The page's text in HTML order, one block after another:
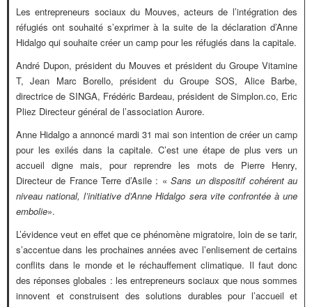
Les entrepreneurs sociaux du Mouves, acteurs de l’intégration des
réfugiés ont souhaité s’exprimer à la suite de la déclaration d’Anne
Hidalgo qui souhaite créer un camp pour les réfugiés dans la capitale.
André Dupon, président du Mouves et président du Groupe Vitamine
T, Jean Marc Borello, président du Groupe SOS, Alice Barbe,
directrice de SINGA, Frédéric Bardeau, président de Simplon.co, Eric
Pliez Directeur général de l’association Aurore.
Anne Hidalgo a annoncé mardi 31 mai son intention de créer un camp
pour les exilés dans la capitale. C’est une étape de plus vers un
accueil digne mais, pour reprendre les mots de Pierre Henry,
Directeur de France Terre d’Asile : « Sans un dispositif cohérent au
niveau national, l’initiative d’Anne Hidalgo sera vite confrontée à une
embolie».
L’évidence veut en effet que ce phénomène migratoire, loin de se tarir,
s’accentue dans les prochaines années avec l’enlisement de certains
conflits dans le monde et le réchauffement climatique. Il faut donc
des réponses globales : les entrepreneurs sociaux que nous sommes
innovent et construisent des solutions durables pour l’accueil et